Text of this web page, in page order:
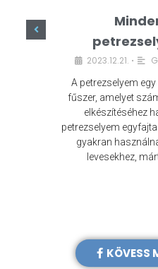
2023.12.21. •
A petrezselyem
fűszer, amelyet
elkészítéséhez
petrezselyem
gyakran
levesekhez,
KÖVESS